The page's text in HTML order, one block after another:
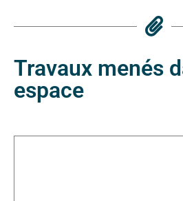
Travaux menés
espace